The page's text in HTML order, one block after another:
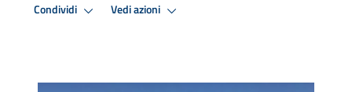
Condividi Vedi azioni